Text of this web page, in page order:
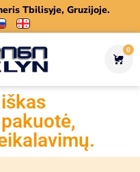
Tbilisyje, Gruzijoje.
0